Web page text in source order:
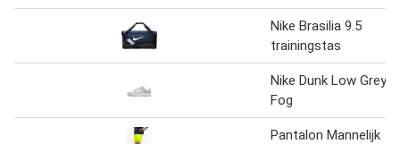
Nike Brasilia 9.5
trainingstas
Nike Dunk Low Grey
Fog
Pantalon Mannelijk